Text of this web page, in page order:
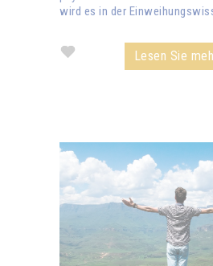
wird es in der
Lesen Sie